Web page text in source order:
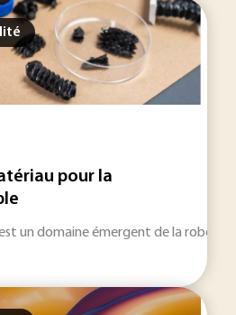
pour la
un domaine émergent de la